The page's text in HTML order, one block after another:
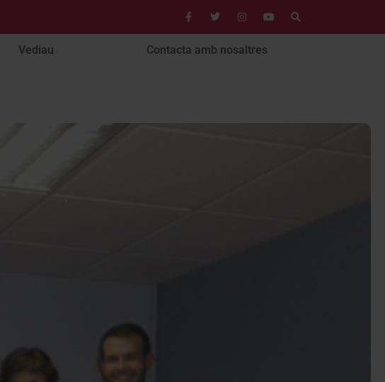
Vediau Contacta amb nosaltres